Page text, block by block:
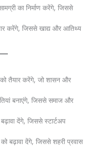
का निर्माण करेंगे, जिससे
करेंगे, जिससे खाद्य और आतिथ्य
तैयार करेंगे, जो शासन और
बनाएंगे, जिससे समाज और
देंगे, जिससे स्टार्टअप
बढ़ावा देंगे, जिससे शहरी प्रवास